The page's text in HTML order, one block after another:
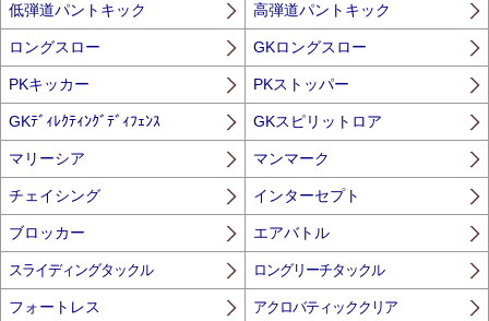
低弾道パントキック 高弾道パントキック
ロングスロー GKロングスロー
PKキッカー PKストッパー
GKﾃﾞｨﾚｸﾃｨﾝｸﾞﾃﾞｨﾌｪﾝｽ GKスピリットロア
マリーシア マンマーク
チェイシング インターセプト
ブロッカー エアバトル
スライディングタックル ロングリーチタックル
フォートレス アクロバティッククリア